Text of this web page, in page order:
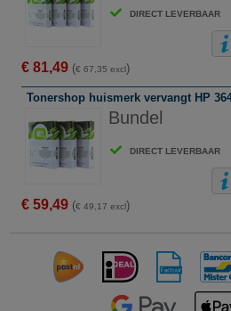
DIRECT LEVERBAAR
€ 81,49 (€ 67,35 excl)
Tonershop huismerk vervangt HP
Bundel
DIRECT LEVERBAAR
€ 59,49 (€ 49,17 excl)